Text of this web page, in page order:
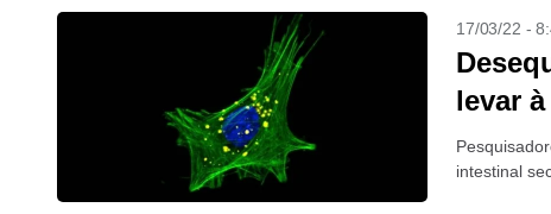
17/03/22 -
levar
intestinal